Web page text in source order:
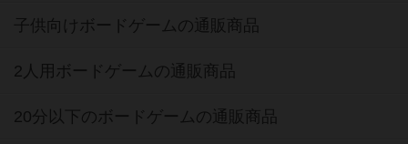
子供向けボードゲームの通販商品
2人用ボードゲームの通販商品
20分以下のボードゲームの通販商品